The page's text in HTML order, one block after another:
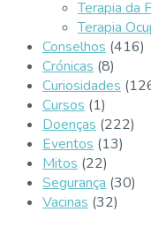
Terapia da
Terapia
Conselhos (416)
Crónicas (8)
Curiosidades
Cursos (1)
Doenças (222)
Eventos (13)
Mitos (22)
Segurança (30)
Vacinas (32)